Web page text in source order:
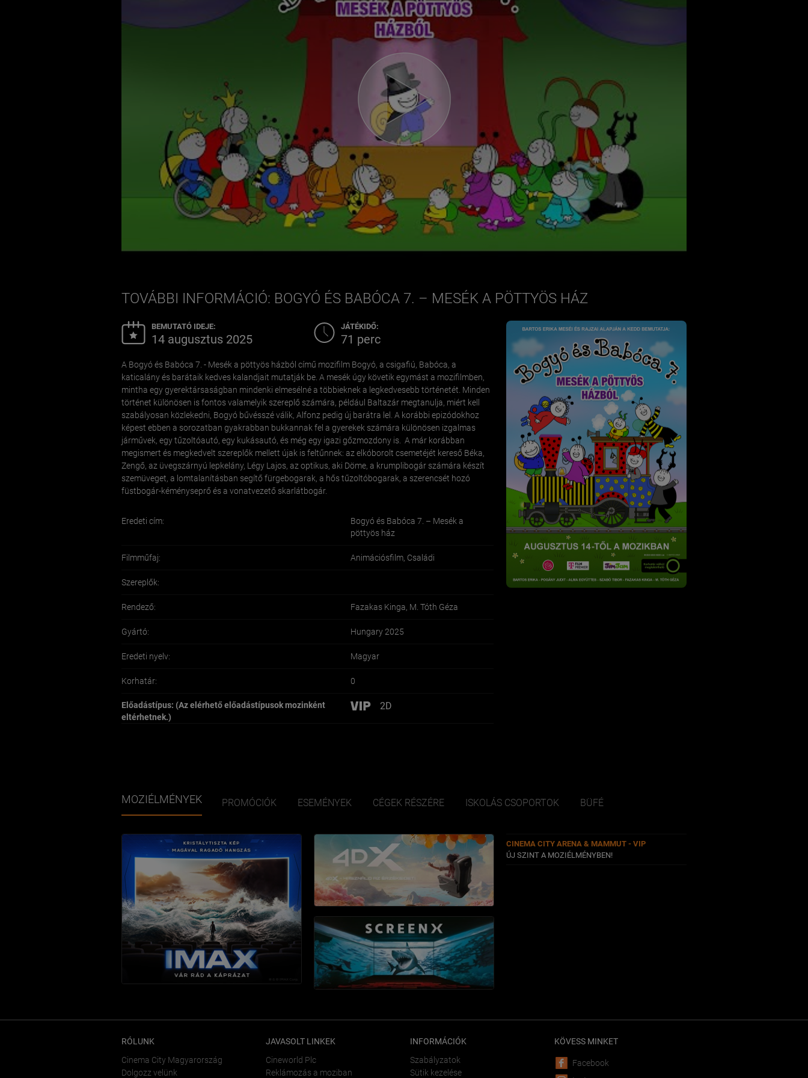
TOVÁBBI INFORMÁCIÓ: BOGYÓ ÉS BABÓCA 7. – MESÉK A PÖTTYÖS HÁZ
BEMUTATÓ IDEJE:
14 augusztus 2025
JÁTÉKIDŐ:
71 perc
A Bogyó és Babóca 7. - Mesék a pöttyös házból című mozifilm Bogyó, a csigafiú, Babóca, a
katicalány és barátaik kedves kalandjait mutatják be. A mesék úgy követik egymást a mozifilmben,
mintha egy gyerektársaságban mindenki elmesélné a többieknek a legkedvesebb történetét. Minden
történet különösen is fontos valamelyik szereplő számára, például Baltazár megtanulja, miért kell
szabályosan közlekedni, Bogyó bűvésszé válik, Alfonz pedig új barátra lel. A korábbi epizódokhoz
képest ebben a sorozatban gyakrabban bukkannak fel a gyerekek számára különösen izgalmas
járművek, egy tűzoltóautó, egy kukásautó, és még egy igazi gőzmozdony is. A már korábban
megismert és megkedvelt szereplők mellett újak is feltűnnek: az elkóborolt csemetéjét kereső Béka,
Zengő, az üvegszárnyú lepkelány, Légy Lajos, az optikus, aki Döme, a krumplibogár számára készít
szemüveget, a lomtalanításban segítő fürgebogarak, a hős tűzoltóbogarak, a szerencsét hozó
füstbogár-kéményseprő és a vonatvezető skarlátbogár.
Eredeti cím:
Bogyó és Babóca 7. – Mesék a
pöttyös ház
Filmműfaj: Animációsfilm, Családi
Szereplők:
Rendező: Fazakas Kinga, M. Tóth Géza
Gyártó: Hungary 2025
Eredeti nyelv: Magyar
Korhatár: 0
Előadástípus: (Az elérhető előadástípusok mozinként
eltérhetnek.)
2D
MOZIÉLMÉNYEK PROMÓCIÓK ESEMÉNYEK CÉGEK RÉSZÉRE ISKOLÁS CSOPORTOK BÜFÉ
CINEMA CITY ARENA & MAMMUT - VIP
ÚJ SZINT A MOZIÉLMÉNYBEN!
RÓLUNK
Cinema City Magyarország
Dolgozz velünk
JAVASOLT LINKEK
Cineworld Plc
Reklámozás a moziban
INFORMÁCIÓK
Szabályzatok
Sütik kezelése
KÖVESS MINKET
Facebook